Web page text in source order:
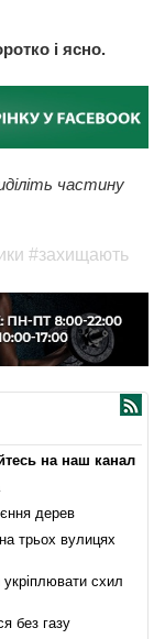
і ясно.
частину
#захищають
на наш канал
дерев
трьох вулицях
схил
без газу